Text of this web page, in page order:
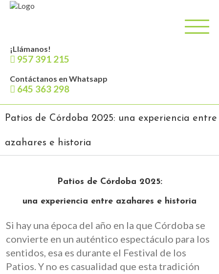
¡Llámanos!
957 391 215
Contáctanos en Whatsapp
645 363 298
Patios de Córdoba 2025: una experiencia entre
azahares e historia
Patios de Córdoba 2025:
una experiencia entre azahares e historia
Si hay una época del año en la que Córdoba se
convierte en un auténtico espectáculo para los
sentidos, esa es durante el Festival de los
Patios. Y no es casualidad que esta tradición